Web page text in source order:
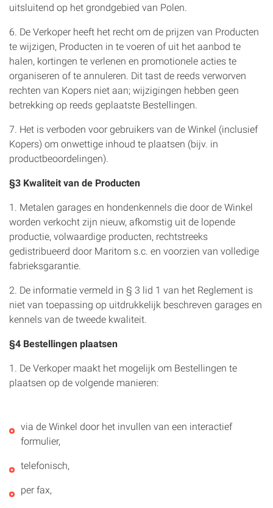
uitsluitend op het grondgebied van Polen.
6. De Verkoper heeft het recht om de prijzen van Producten
te wijzigen, Producten in te voeren of uit het aanbod te
halen, kortingen te verlenen en promotionele acties te
organiseren of te annuleren. Dit tast de reeds verworven
rechten van Kopers niet aan; wijzigingen hebben geen
betrekking op reeds geplaatste Bestellingen.
7. Het is verboden voor gebruikers van de Winkel (inclusief
Kopers) om onwettige inhoud te plaatsen (bijv. in
productbeoordelingen).
§3 Kwaliteit van de Producten
1. Metalen garages en hondenkennels die door de Winkel
worden verkocht zijn nieuw, afkomstig uit de lopende
productie, volwaardige producten, rechtstreeks
gedistribueerd door Maritom s.c. en voorzien van volledige
fabrieksgarantie.
2. De informatie vermeld in § 3 lid 1 van het Reglement is
niet van toepassing op uitdrukkelijk beschreven garages en
kennels van de tweede kwaliteit.
§4 Bestellingen plaatsen
1. De Verkoper maakt het mogelijk om Bestellingen te
plaatsen op de volgende manieren:
via de Winkel door het invullen van een interactief
formulier,
telefonisch,
per fax,